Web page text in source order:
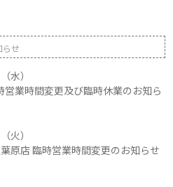
らせ
水）
営業時間変更及び臨時休業のお知ら
火）
原店 臨時営業時間変更のお知らせ